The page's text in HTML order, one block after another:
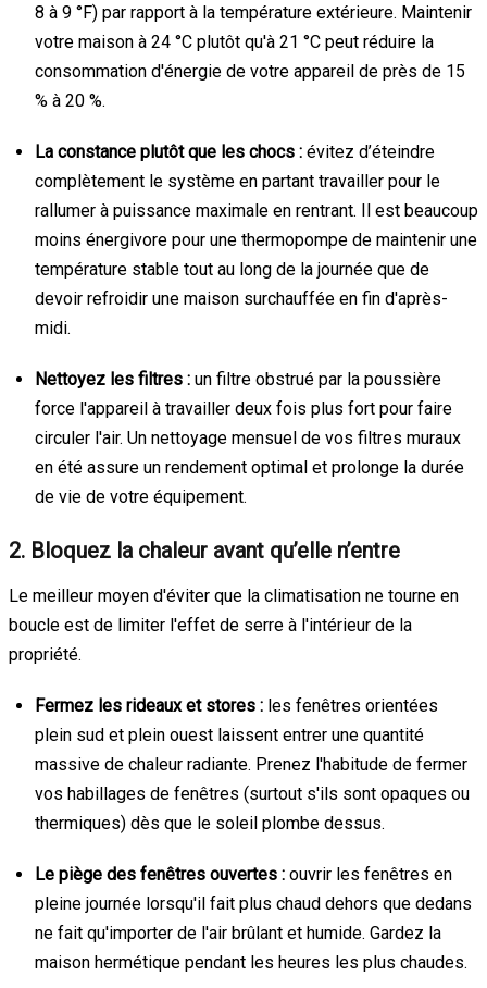
8 à 9 °F) par rapport à la température extérieure. Maintenir
votre maison à 24 °C plutôt qu'à 21 °C peut réduire la
consommation d'énergie de votre appareil de près de 15
% à 20 %.
La constance plutôt que les chocs : évitez d’éteindre
complètement le système en partant travailler pour le
rallumer à puissance maximale en rentrant. Il est beaucoup
moins énergivore pour une thermopompe de maintenir une
température stable tout au long de la journée que de
devoir refroidir une maison surchauffée en fin d'après-
midi.
Nettoyez les filtres : un filtre obstrué par la poussière
force l'appareil à travailler deux fois plus fort pour faire
circuler l'air. Un nettoyage mensuel de vos filtres muraux
en été assure un rendement optimal et prolonge la durée
de vie de votre équipement.
2. Bloquez la chaleur avant qu’elle n’entre
Le meilleur moyen d'éviter que la climatisation ne tourne en
boucle est de limiter l'effet de serre à l'intérieur de la
propriété.
Fermez les rideaux et stores : les fenêtres orientées
plein sud et plein ouest laissent entrer une quantité
massive de chaleur radiante. Prenez l'habitude de fermer
vos habillages de fenêtres (surtout s'ils sont opaques ou
thermiques) dès que le soleil plombe dessus.
Le piège des fenêtres ouvertes : ouvrir les fenêtres en
pleine journée lorsqu'il fait plus chaud dehors que dedans
ne fait qu'importer de l'air brûlant et humide. Gardez la
maison hermétique pendant les heures les plus chaudes.